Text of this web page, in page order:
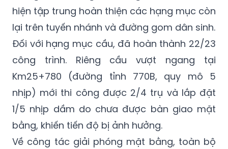
hiện tập trung hoàn thiện các hạng mục còn
lại trên tuyến nhánh và đường gom dân sinh.
Đối với hạng mục cầu, đã hoàn thành 22/23
công trình. Riêng cầu vượt ngang tại
Km25+780 (đường tỉnh 770B, quy mô 5
nhịp) mới thi công được 2/4 trụ và lắp đặt
1/5 nhịp dầm do chưa được bàn giao mặt
bằng, khiến tiến độ bị ảnh hưởng.
Về công tác giải phóng mặt bằng, toàn bộ